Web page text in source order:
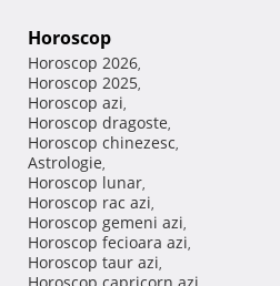
Horoscop
Horoscop 2026,
Horoscop 2025,
Horoscop azi,
Horoscop dragoste,
Horoscop chinezesc,
Astrologie,
Horoscop lunar,
Horoscop rac azi,
Horoscop gemeni azi,
Horoscop fecioara azi,
Horoscop taur azi,